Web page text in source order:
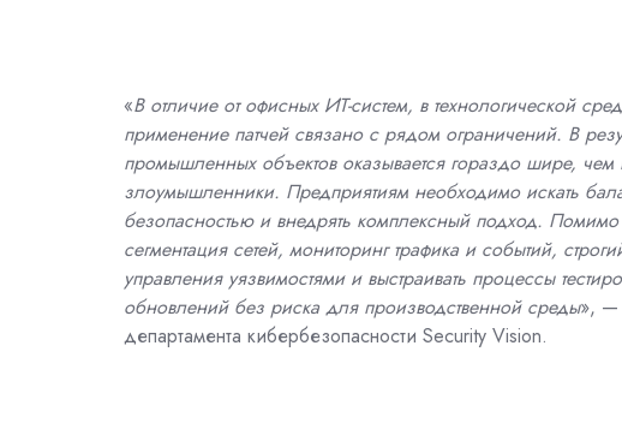
«В отличие от офисных ИТ-систем, в технологической
применение патчей связано с рядом ограничений. В
промышленных объектов оказывается гораздо шире,
злоумышленники. Предприятиям необходимо искать
безопасностью и внедрять комплексный подход.
сегментация сетей, мониторинг трафика и событий,
управления уязвимостями и выстраивать процессы
обновлений без риска для производственной среды», —
департамента кибербезопасности Security Vision.